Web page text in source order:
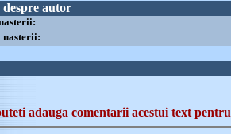
despre autor
nasterii:
adauga comentarii acestui text